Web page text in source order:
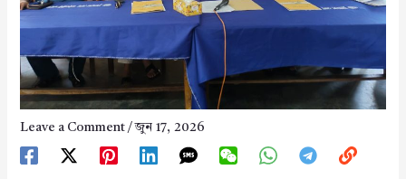
Leave a Comment /জুন 17, 2026